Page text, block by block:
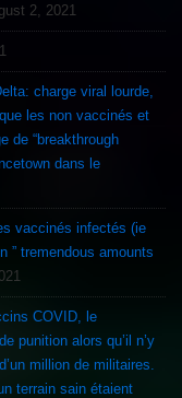
2, 2021
charge viral lourde,
les non vaccinés et
de “breakthrough
dans le
vaccinés infectés (ie
” tremendous amounts
COVID, le
punition alors qu’il n’y
million de militaires.
terrain sain étaient